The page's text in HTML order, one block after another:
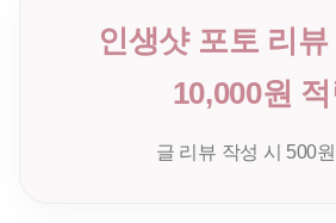
인생샷 포토 리뷰
10,000원
글 리뷰 작성 시 500